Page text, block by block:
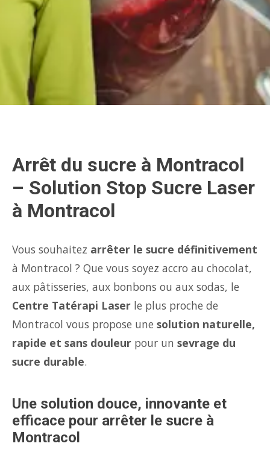
Arrêt du sucre à Montracol
– Solution Stop Sucre Laser
à Montracol
Vous souhaitez arrêter le sucre définitivement
à Montracol ? Que vous soyez accro au chocolat,
aux pâtisseries, aux bonbons ou aux sodas, le
Centre Tatérapi Laser le plus proche de
Montracol vous propose une solution naturelle,
rapide et sans douleur pour un sevrage du
sucre durable.
Une solution douce, innovante et
efficace pour arrêter le sucre à
Montracol